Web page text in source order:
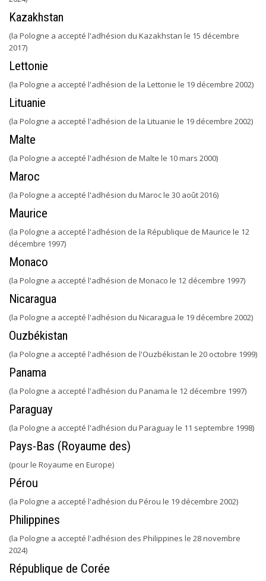
Kazakhstan
(la Pologne a accepté l'adhésion du Kazakhstan le 15 décembre
2017)
Lettonie
(la Pologne a accepté l'adhésion de la Lettonie le 19 décembre 2002)
Lituanie
(la Pologne a accepté l'adhésion de la Lituanie le 19 décembre 2002)
Malte
(la Pologne a accepté l'adhésion de Malte le 10 mars 2000)
Maroc
(la Pologne a accepté l'adhésion du Maroc le 30 août 2016)
Maurice
(la Pologne a accepté l'adhésion de la République de Maurice le 12
décembre 1997)
Monaco
(la Pologne a accepté l'adhésion de Monaco le 12 décembre 1997)
Nicaragua
(la Pologne a accepté l'adhésion du Nicaragua le 19 décembre 2002)
Ouzbékistan
(la Pologne a accepté l'adhésion de l'Ouzbékistan le 20 octobre 1999)
Panama
(la Pologne a accepté l'adhésion du Panama le 12 décembre 1997)
Paraguay
(la Pologne a accepté l'adhésion du Paraguay le 11 septembre 1998)
Pays-Bas (Royaume des)
(pour le Royaume en Europe)
Pérou
(la Pologne a accepté l'adhésion du Pérou le 19 décembre 2002)
Philippines
(la Pologne a accepté l'adhésion des Philippines le 28 novembre
2024)
République de Corée